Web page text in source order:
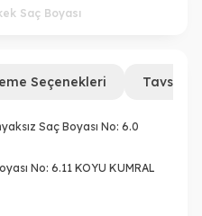
Saç Boyası
Seçenekleri Tavsiye
Saç Boyası No: 6.0
No: 6.11 KOYU KUMRAL